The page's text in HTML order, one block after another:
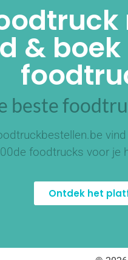
&
beste
foodtrucks voor je
Ontdek het